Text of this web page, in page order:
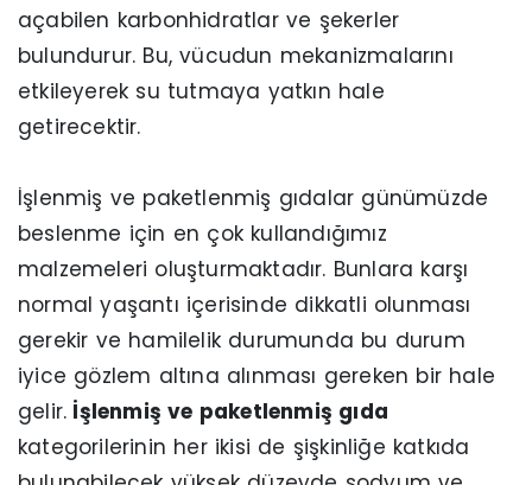
açabilen karbonhidratlar ve şekerler
bulundurur. Bu, vücudun mekanizmalarını
etkileyerek su tutmaya yatkın hale
getirecektir.
İşlenmiş ve paketlenmiş gıdalar günümüzde
beslenme için en çok kullandığımız
malzemeleri oluşturmaktadır. Bunlara karşı
normal yaşantı içerisinde dikkatli olunması
gerekir ve hamilelik durumunda bu durum
iyice gözlem altına alınması gereken bir hale
gelir. İşlenmiş ve paketlenmiş gıda
kategorilerinin her ikisi de şişkinliğe katkıda